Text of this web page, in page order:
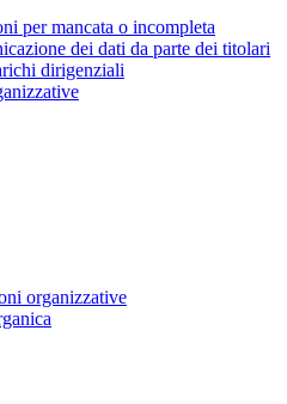
per mancata o incompleta
dei dati da parte dei titolari
dirigenziali
organizzative